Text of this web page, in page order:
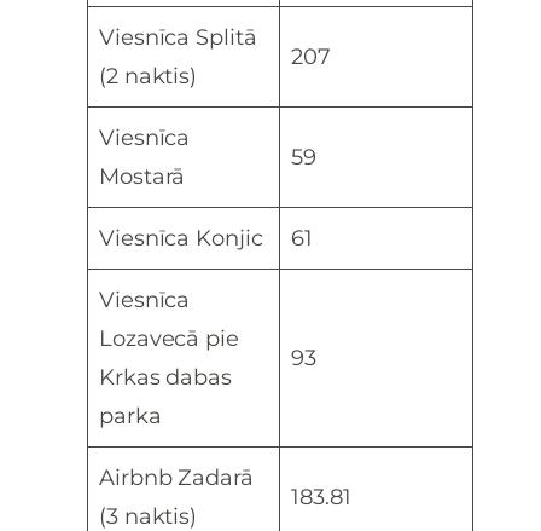
Viesnīca Splitā
(2 naktis)
207
Viesnīca
Mostarā
59
Viesnīca Konjic 61
Viesnīca
Lozavecā pie
Krkas dabas
parka
93
Airbnb Zadarā
(3 naktis)
183.81